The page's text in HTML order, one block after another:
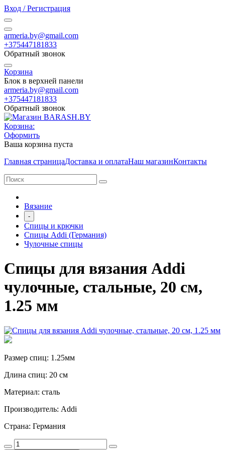
Вход / Регистрация
armeria.by@gmail.com
+375447181833
Обратный звонок
Корзина
Блок в верхней панели
armeria.by@gmail.com
+375447181833
Обратный звонок
Корзина:
Оформить
Ваша корзина пуста
Главная страницаДоставка и оплатаНаш магазинКонтакты
Вязание
-
Спицы и крючки
Спицы Addi (Германия)
Чулочные спицы
Спицы для вязания Addi
чулочные, стальные, 20 см,
1.25 мм
Размер спиц: 1.25мм
Длина спиц: 20 см
Материал: сталь
Производитель: Addi
Страна: Германия